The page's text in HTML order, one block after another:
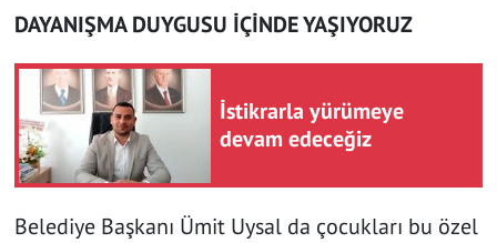
DAYANIŞMA DUYGUSU İÇİNDE YAŞIYORUZ
İstikrarla yürümeye
devam edeceğiz
Belediye Başkanı Ümit Uysal da çocukları bu özel